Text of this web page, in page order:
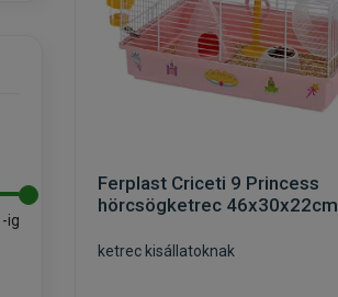
Ferplast Criceti 9 Princess
hörcsögketrec 46x30x22cm
ketrec kisállatoknak
-ig